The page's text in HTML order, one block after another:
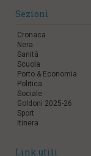
Sezioni
Cronaca
Nera
Sanità
Scuola
Porto & Economia
Politica
Sociale
Goldoni 2025-26
Sport
Itinera
Link utili